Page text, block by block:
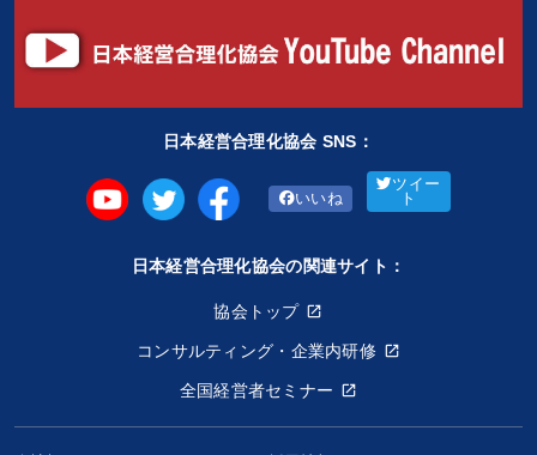
日本経営合理化協会 SNS：
いいね
ツイー
ト
日本経営合理化協会の関連サイト：
協会トップ
コンサルティング・企業内研修
全国経営者セミナー